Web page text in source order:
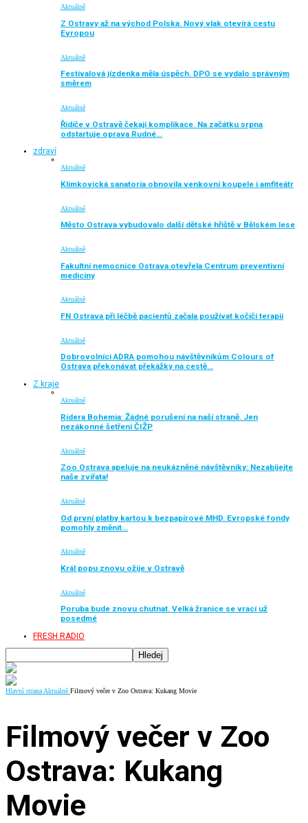
Aktuálně
Z Ostravy až na východ Polska. Nový vlak otevírá cestu
Evropou
Aktuálně
Festivalová jízdenka měla úspěch. DPO se vydalo správným
směrem
Aktuálně
Řidiče v Ostravě čekají komplikace. Na začátku srpna
odstartuje oprava Rudné…
zdraví
Aktuálně
Klimkovická sanatoria obnovila venkovní koupele i amfiteátr
Aktuálně
Město Ostrava vybudovalo další dětské hřiště v Bělském lese
Aktuálně
Fakultní nemocnice Ostrava otevřela Centrum preventivní
medicíny
Aktuálně
FN Ostrava při léčbě pacientů začala používat kočičí terapii
Aktuálně
Dobrovolníci ADRA pomohou návštěvníkům Colours of
Ostrava překonávat překážky na cestě…
Z kraje
Aktuálně
Ridera Bohemia: Žádné porušení na naší straně. Jen
nezákonné šetření ČIŽP
Aktuálně
Zoo Ostrava apeluje na neukázněné návštěvníky: Nezabíjejte
naše zvířata!
Aktuálně
Od první platby kartou k bezpapírové MHD. Evropské fondy
pomohly změnit…
Aktuálně
Král popu znovu ožije v Ostravě
Aktuálně
Poruba bude znovu chutnat. Velká žranice se vrací už
posedmé
FRESH RADIO
Hlavní strana Aktuálně Filmový večer v Zoo Ostrava: Kukang Movie
Filmový večer v Zoo
Ostrava: Kukang
Movie